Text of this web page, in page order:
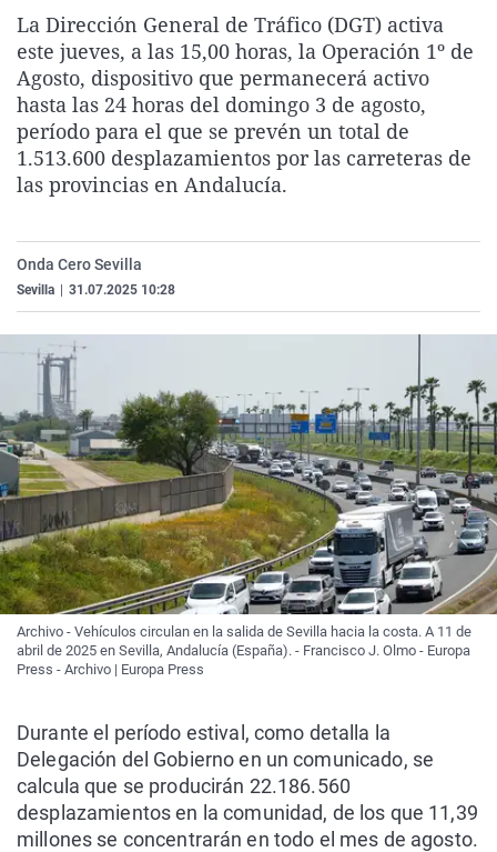
La rosa de los vientos
Gente viajera
Como el perro y el
Caso
Retornados
Equipo de
Operación Viuda
Extremadura
Galicia
La Rioja
Navarra
Virales
Televisión
Elecciones
La Dirección General de Tráfico (DGT) activa
este jueves, a las 15,00 horas, la Operación 1º de
Agosto, dispositivo que permanecerá activo
hasta las 24 horas del domingo 3 de agosto,
período para el que se prevén un total de
1.513.600 desplazamientos por las carreteras de
las provincias en Andalucía.
Onda Cero Sevilla
Sevilla 31.07.2025 10:28
Archivo - Vehículos circulan en la salida de Sevilla hacia la costa. A 11 de
abril de 2025 en Sevilla, Andalucía (España). - Francisco J. Olmo - Europa
Press - Archivo | Europa Press
Durante el período estival, como detalla la
Delegación del Gobierno en un comunicado, se
calcula que se producirán 22.186.560
desplazamientos en la comunidad, de los que 11,39
millones se concentrarán en todo el mes de agosto.